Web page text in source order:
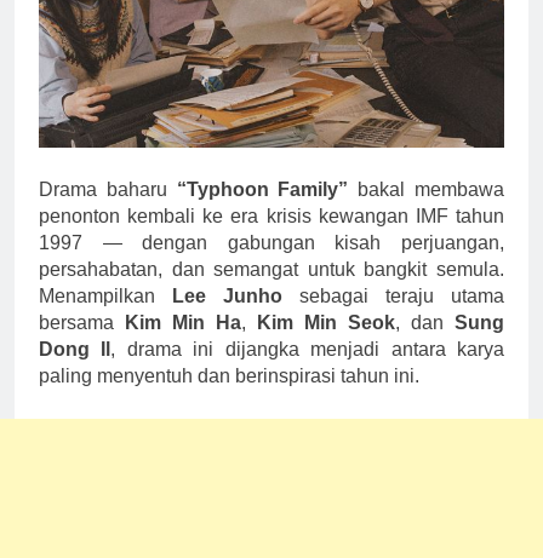
Drama baharu “Typhoon Family” bakal membawa
penonton kembali ke era krisis kewangan IMF tahun
1997 — dengan gabungan kisah perjuangan,
persahabatan, dan semangat untuk bangkit semula.
Menampilkan
Lee Junho sebagai teraju utama
bersama
Kim Min Ha, Kim Min Seok, dan Sung
Dong Il , drama ini dijangka menjadi antara karya
paling menyentuh dan berinspirasi tahun ini.